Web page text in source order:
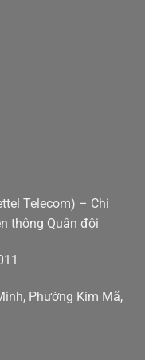
Telecom) – Chi
thông Quân đội
Phường Kim Mã,